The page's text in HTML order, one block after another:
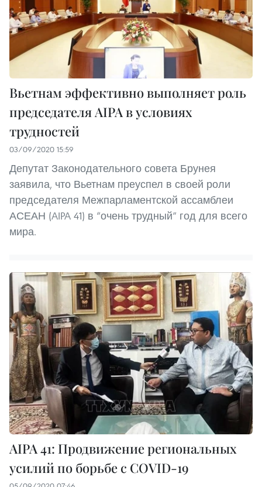
Вьетнам эффективно выполняет роль
председателя AIPA в условиях
трудностей
03/09/2020 15:59
Депутат Законодательного совета Брунея
заявила, что Вьетнам преуспел в своей роли
председателя Межпарламентской ассамблеи
АСЕАН (AIPA 41) в “очень трудный” год для всего
мира.
AIPA 41: Продвижение региональных
усилий по борьбе с COVID-19